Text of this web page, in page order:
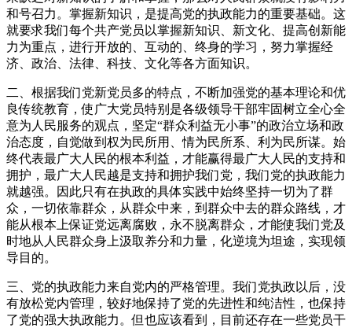
和号召力。掌握新知识，是提高党的执政能力的重要基础。这
就要求我们每个共产党员以掌握新知识、新文化、提高创新能
力为重点，进行开放的、互动的、终身的学习，努力掌握经
济、政治、法律、科技、文化等各方面知识。
二、根据我们党新党员多的特点，不断加强党的基本理论和优
良传统教育，使广大党员特别是各级领导干部牢固树立全心全
意为人民服务的观点，坚定“群众利益无小事”的政治立场和政
治态度，自觉做到权为民所用、情为民所系、利为民所谋。始
终代表最广大人民的根本利益，才能赢得最广大人民的支持和
拥护，最广大人民越是支持和拥护我们党，我们党的执政能力
就越强。因此只有在执政的具体实践中始终坚持一切为了群
众，一切依靠群众，从群众中来，到群众中去的群众路线，才
能从根本上保证党远离腐败，永不脱离群众，才能使我们党及
时地从人民群众身上汲取养分和力量，化逆境为坦途，实现领
导目的。
三、党的执政能力来自党内的严格管理。我们党执政以后，没
有放松党内管理，较好地保持了党的先进性和纯洁性，也保持
了党的强大执政能力。但也应该看到，目前还存在一些党员干